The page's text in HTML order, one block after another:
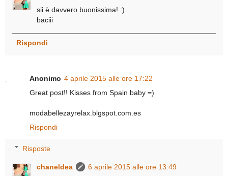
sii è davvero buonissima! :)
baciii
Rispondi
Anonimo 4 aprile 2015 alle ore 17:22
Great post!! Kisses from Spain baby =)
modabellezayrelax.blgspot.com.es
Rispondi
Risposte
chaneldea
6 aprile 2015 alle ore 13:49